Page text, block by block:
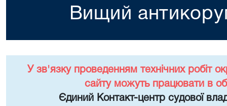
Вищий
У зв'язку проведенням технічних робіт
сайту можуть працювати в
Єдиний Контакт-центр судової